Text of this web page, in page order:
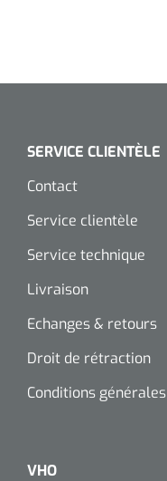
SERVICE CLIENTÈLE
Contact
Service clientèle
Service technique
Livraison
Echanges & retours
Droit de rétraction
Conditions générales
VHO